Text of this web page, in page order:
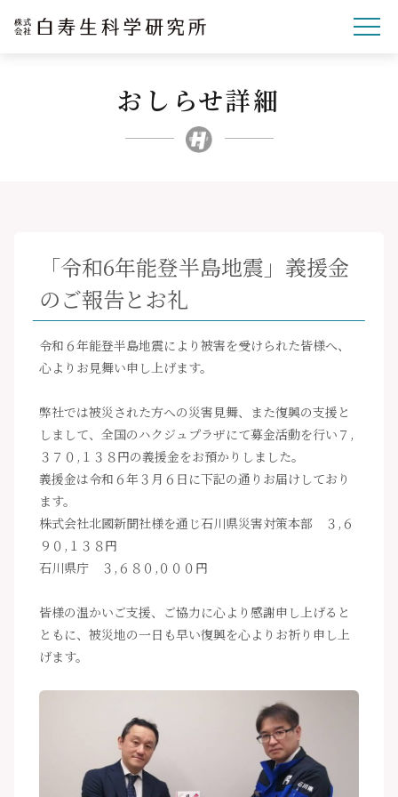
企業理念
研究開発
採用サイト
ニュースリリース
お問い合わせ
おしらせ詳細
「令和6年能登半島地震」義援金
のご報告とお礼
令和６年能登半島地震により被害を受けられた皆様へ、
心よりお見舞い申し上げます。
弊社では被災された方への災害見舞、また復興の支援と
しまして、全国のハクジュプラザにて募金活動を行い７,
３７０,１３８円の義援金をお預かりしました。
義援金は令和６年３月６日に下記の通りお届けしており
ます。
株式会社北國新聞社様を通じ石川県災害対策本部 ３,６
９０,１３８円
石川県庁 ３,６８０,０００円
皆様の温かいご支援、ご協力に心より感謝申し上げると
ともに、被災地の一日も早い復興を心よりお祈り申し上
げます。